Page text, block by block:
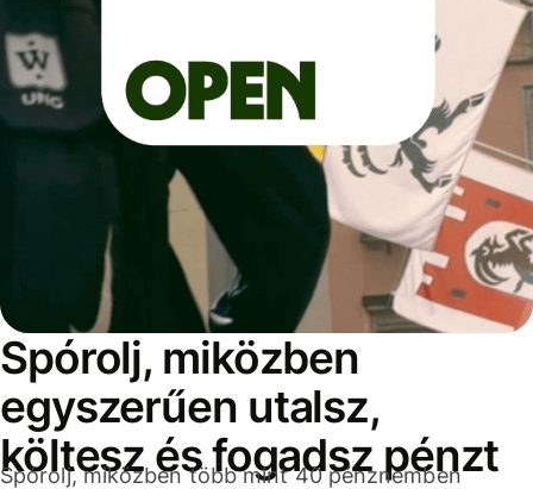
Spórolj, miközben
egyszerűen utalsz,
költesz és fogadsz pénzt
Spórolj, miközben több mint 40 pénznemben